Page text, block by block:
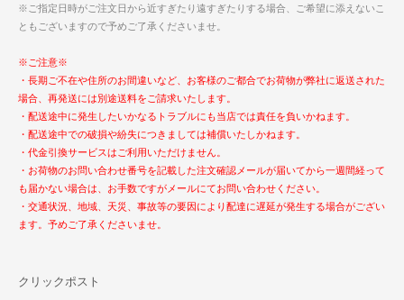
※ご指定日時がご注文日から近すぎたり遠すぎたりする場合、ご希望に添えないこ
ともございますので予めご了承くださいませ。
※ご注意※
・長期ご不在や住所のお間違いなど、お客様のご都合でお荷物が弊社に返送された
場合、再発送には別途送料をご請求いたします。
・配送途中に発生したいかなるトラブルにも当店では責任を負いかねます。
・配送途中での破損や紛失につきましては補償いたしかねます。
・代金引換サービスはご利用いただけません。
・お荷物のお問い合わせ番号を記載した注文確認メールが届いてから一週間経って
も届かない場合は、お手数ですがメールにてお問い合わせください。
・交通状況、地域、天災、事故等の要因により配達に遅延が発生する場合がござい
ます。予めご了承くださいませ。
クリックポスト